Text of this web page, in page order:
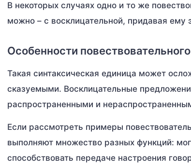
В некоторых случаях одно и то же
можно – с восклицательной, придавая ему
Особенности
Такая синтаксическая единица может
сказуемыми. Восклицательные
распространенными и
Если рассмотреть примеры
выполняют множество разных функций:
способствовать передаче настроения